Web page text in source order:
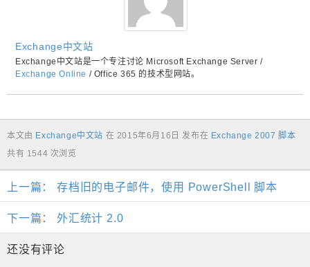
Exchange中文站
Exchange中文站是一个专注讨论 Microsoft Exchange Server /
Exchange Online / Office 365 的技术型网站。
本文由 Exchange中文站 在 2015年6月16日 发布在 Exchange 2007 脚本
共有 1544 次浏览
上一篇： 存档旧的电子邮件，使用 PowerShell 脚本
下一篇： 外汇统计 2.0
还没有评论